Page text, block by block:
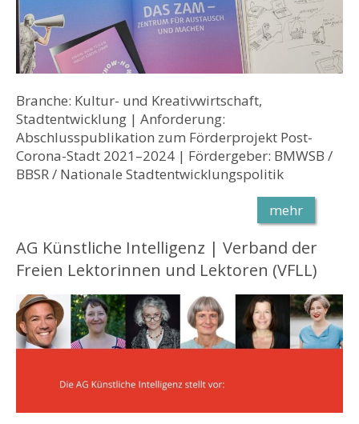
Branche: Kultur- und Kreativwirtschaft,
Stadtentwicklung | Anforderung:
Abschlusspublikation zum Förderprojekt Post-
Corona-Stadt 2021–2024 | Fördergeber: BMWSB /
BBSR / Nationale Stadtentwicklungspolitik
mehr
AG Künstliche Intelligenz | Verband der
Freien Lektorinnen und Lektoren (VFLL)